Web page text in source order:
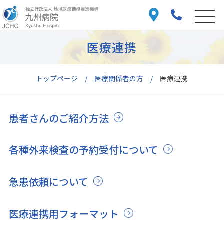
トップページ 医療関係者の方 医療連携
医療連携
患者さんのご紹介方法
各種外来検査の予約受付について
急患依頼について
医療連携用フォーマット